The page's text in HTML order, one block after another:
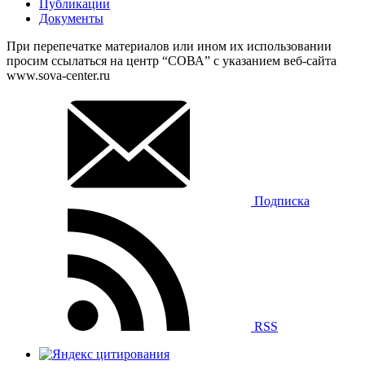
Публикации
Документы
При перепечатке материалов или ином их использовании
просим ссылаться на центр “СОВА” с указанием веб-сайта
www.sova-center.ru
Подписка
RSS